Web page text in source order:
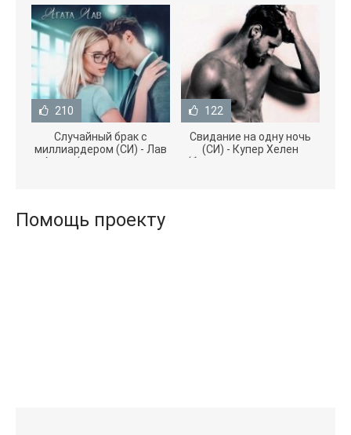
210
Случайный брак с
миллиардером (СИ) - Лав
Агата (полная версия
122
Свидание на одну ночь
(СИ) - Купер Хелен
(бесплатные серии книг
Помощь проекту